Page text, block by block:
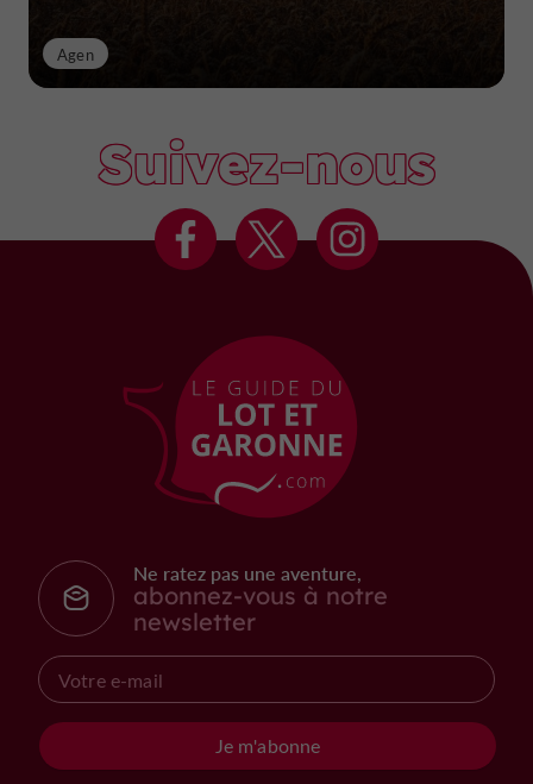
Agen
Suivez-nous
Ne ratez pas une aventure,
abonnez-vous à notre
newsletter
Je m'abonne